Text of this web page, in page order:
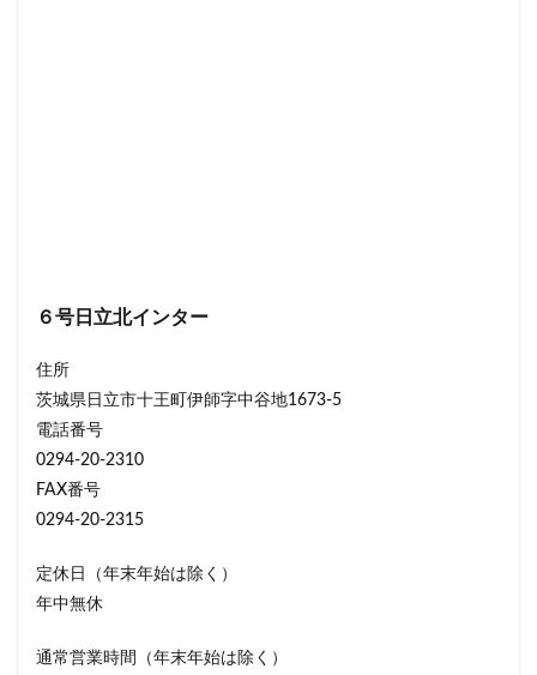
６号日立北インター
住所
茨城県日立市十王町伊師字中谷地1673-5
電話番号
0294-20-2310
FAX番号
0294-20-2315
定休日（年末年始は除く）
年中無休
通常営業時間（年末年始は除く）